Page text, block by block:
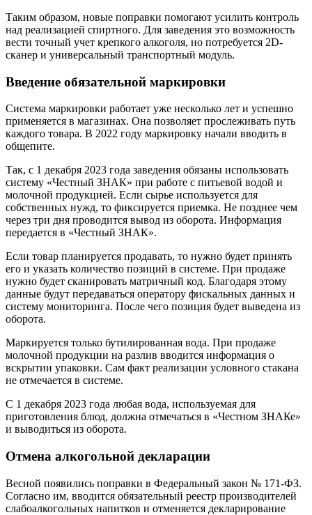
Таким образом, новые поправки помогают усилить контроль
над реализацией спиртного. Для заведения это возможность
вести точный учет крепкого алкоголя, но потребуется 2D-
сканер и универсальный транспортный модуль.
Введение обязательной маркировки
Система маркировки работает уже несколько лет и успешно
применяется в магазинах. Она позволяет прослеживать путь
каждого товара. В 2022 году маркировку начали вводить в
общепите.
Так, с 1 декабря 2023 года заведения обязаны использовать
систему «Честный ЗНАК» при работе с питьевой водой и
молочной продукцией. Если сырье используется для
собственных нужд, то фиксируется приемка. Не позднее чем
через три дня проводится вывод из оборота. Информация
передается в «Честный ЗНАК».
Если товар планируется продавать, то нужно будет принять
его и указать количество позиций в системе. При продаже
нужно будет сканировать матричный код. Благодаря этому
данные будут передаваться оператору фискальных данных и
систему мониторинга. После чего позиция будет выведена из
оборота.
Маркируется только бутилированная вода. При продаже
молочной продукции на разлив вводится информация о
вскрытии упаковки. Сам факт реализации условного стакана
не отмечается в системе.
С 1 декабря 2023 года любая вода, используемая для
приготовления блюд, должна отмечаться в «Честном ЗНАКе»
и выводиться из оборота.
Отмена алкогольной декларации
Весной появились поправки в Федеральный закон № 171-ФЗ.
Согласно им, вводится обязательный реестр производителей
слабоалкогольных напитков и отменяется декларирование